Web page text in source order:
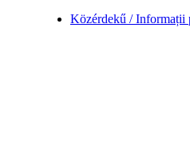
Közérdekű / Informații